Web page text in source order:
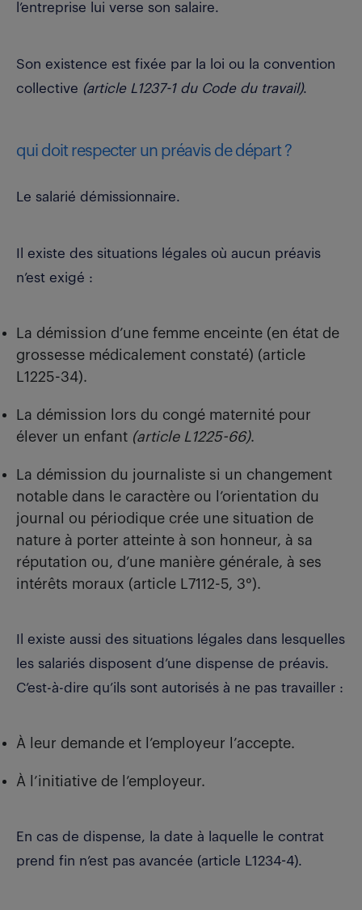
l’entreprise lui verse son salaire.
Son existence est fixée par la loi ou la convention
collective (article L1237-1 du Code du travail).
qui doit respecter un préavis de départ ?
Le salarié démissionnaire.
Il existe des situations légales où aucun préavis
n’est exigé :
La démission d’une femme enceinte (en état de
grossesse médicalement constaté) (article
L1225-34).
La démission lors du congé maternité pour
élever un enfant (article L1225-66).
La démission du journaliste si un changement
notable dans le caractère ou l’orientation du
journal ou périodique crée une situation de
nature à porter atteinte à son honneur, à sa
réputation ou, d’une manière générale, à ses
intérêts moraux (article L7112-5, 3°).
Il existe aussi des situations légales dans lesquelles
les salariés disposent d’une dispense de préavis.
C’est-à-dire qu’ils sont autorisés à ne pas travailler :
À leur demande et l’employeur l’accepte.
À l’initiative de l’employeur.
En cas de dispense, la date à laquelle le contrat
prend fin n’est pas avancée (article L1234-4).